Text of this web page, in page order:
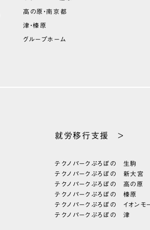
高の原・南京都
津・榛原
グループホーム
就労移行支援 >
テクノパーク ぷろぼの 生駒
テクノパーク ぷろぼの 新大宮
テクノパーク ぷろぼの 高の原
テクノパーク ぷろぼの 榛原
テクノパーク ぷろぼの イオンモ
テクノパーク ぷろぼの 津